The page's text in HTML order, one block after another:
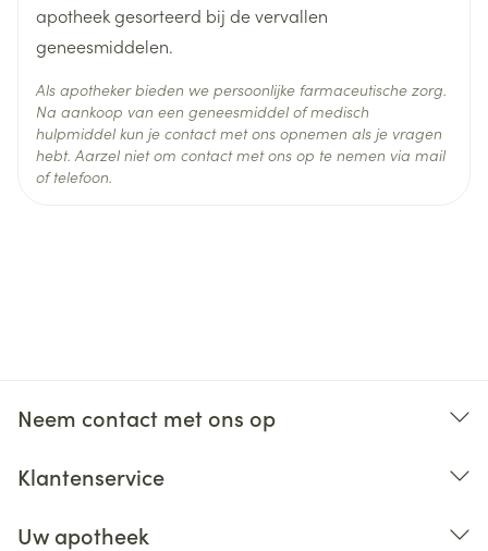
veel groter.
als u een obstructie van het spijsverteringsstelsel
als u het risico loopt dat de activiteit van uw
spijsverteringsstelsel vermindert (maag- en
darmbewegingen). Uw arts zal u daarvan op de
apotheek gesorteerd bij de vervallen
geneesmiddelen.
Als apotheker bieden we persoonlijke farmaceutische zorg.
Na aankoop van een geneesmiddel of medisch
hulpmiddel kun je contact met ons opnemen als je vragen
hebt. Aarzel niet om contact met ons op te nemen via mail
of telefoon.
Neem contact met ons op
Klantenservice
Uw apotheek